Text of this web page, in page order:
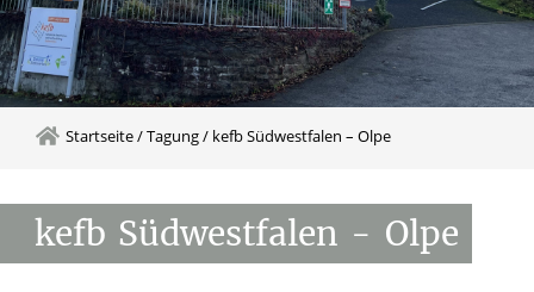
Startseite/Tagung/ kefb Südwestfalen – Olpe
kefb Südwestfalen - Olpe